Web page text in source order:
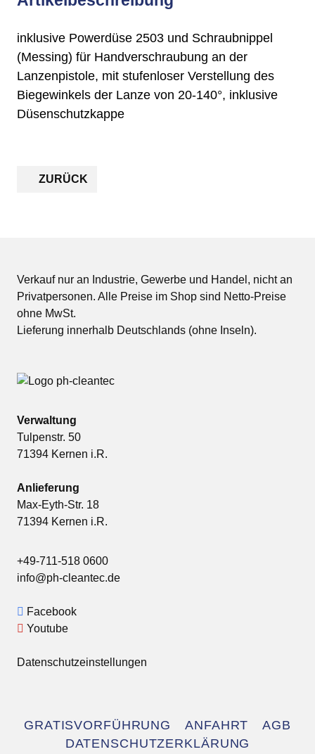
inklusive Powerdüse 2503 und Schraubnippel
(Messing) für Handverschraubung an der
Lanzenpistole, mit stufenloser Verstellung des
Biegewinkels der Lanze von 20-140°, inklusive
Düsenschutzkappe
ZURÜCK
Verkauf nur an Industrie, Gewerbe und Handel, nicht an
Privatpersonen. Alle Preise im Shop sind Netto-Preise
ohne MwSt.
Lieferung innerhalb Deutschlands (ohne Inseln).
Verwaltung
Tulpenstr. 50
71394 Kernen i.R.
Anlieferung
Max-Eyth-Str. 18
71394 Kernen i.R.
+49-711-518 0600
info@ph-cleantec.de
Facebook
Youtube
Datenschutzeinstellungen
überspringen
GRATISVORFÜHRUNG ANFAHRT
AGB
DATENSCHUTZERKLÄRUNG